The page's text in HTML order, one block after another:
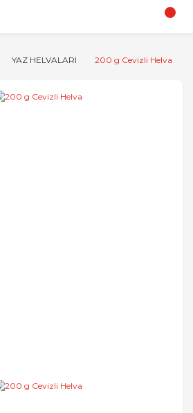
YAZ HELVALARI 200 g Cevizli Helva